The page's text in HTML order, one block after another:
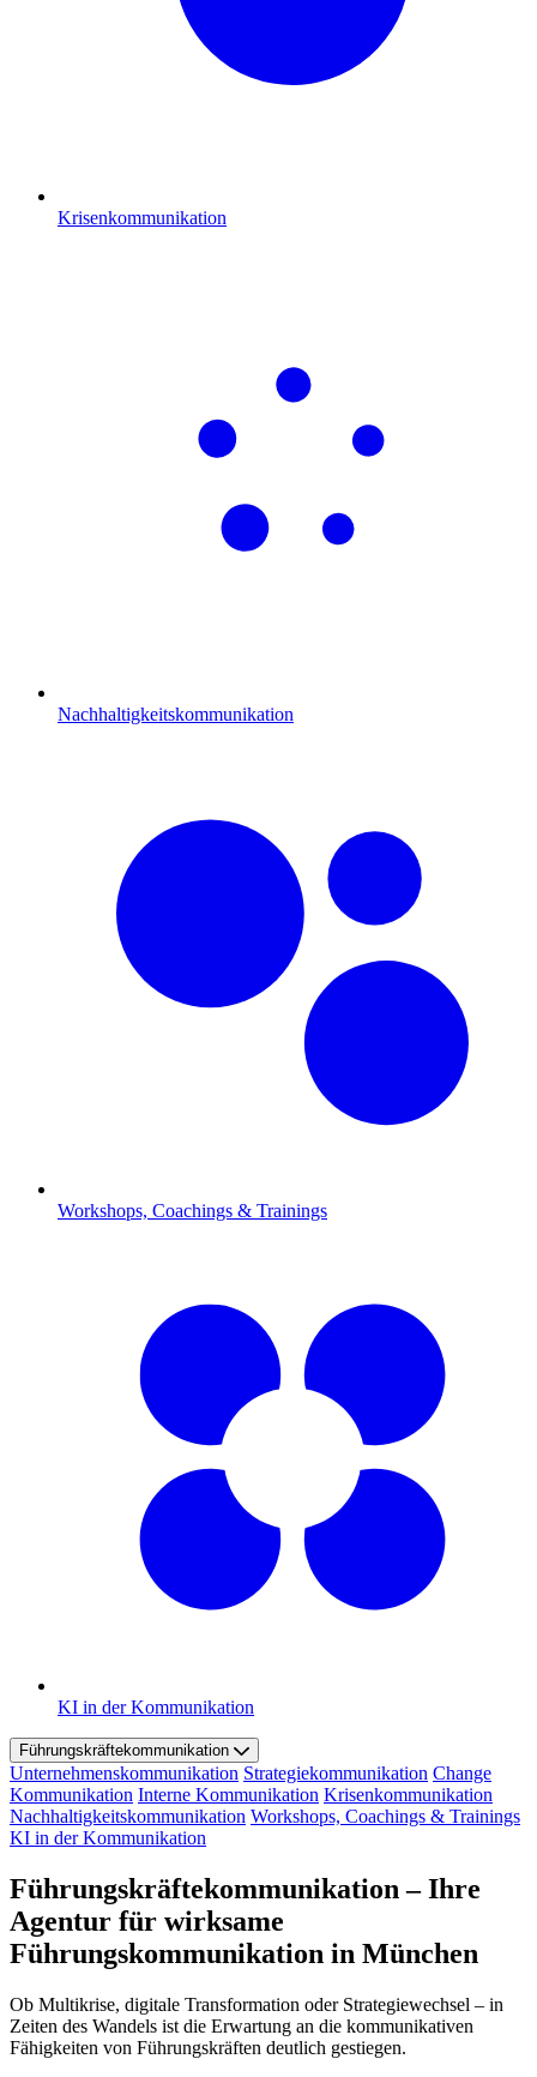
Krisenkommunikation
Nachhaltigkeitskommunikation
Workshops, Coachings & Trainings
KI in der Kommunikation
Führungskräftekommunikation
Unternehmenskommunikation Strategiekommunikation Change
Kommunikation Interne Kommunikation Krisenkommunikation
Nachhaltigkeitskommunikation Workshops, Coachings & Trainings
KI in der Kommunikation
Führungskräftekommunikation – Ihre
Agentur für wirksame
Führungskommunikation in München
Ob Multikrise, digitale Transformation oder Strategiewechsel – in
Zeiten des Wandels ist die Erwartung an die kommunikativen
Fähigkeiten von Führungskräften deutlich gestiegen.